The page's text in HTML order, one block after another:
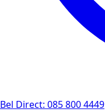
Bel Direct: 085 800 4449